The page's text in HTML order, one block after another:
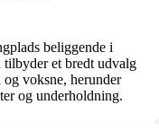
beliggende i
tilbyder et bredt udvalg
voksne, herunder
og underholdning.